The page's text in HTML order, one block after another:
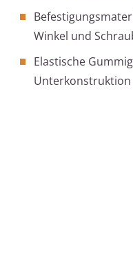
Winkel und
Elastische
Unterkonstruktion